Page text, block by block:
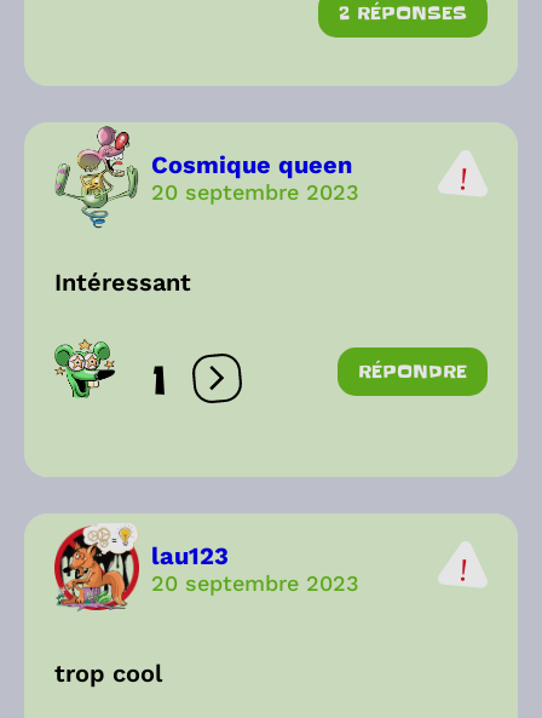
2 RÉPONSES
Cosmique queen
20 septembre 2023
Intéressant
1 Ouvrir les réactions
RÉPONDRE
lau123
20 septembre 2023
trop cool